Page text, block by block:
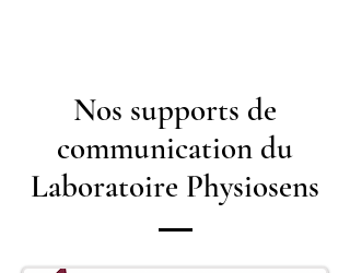
Nos supports de
communication du
Laboratoire Physiosens